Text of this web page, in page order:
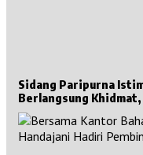
Sidang Paripurna
Berlangsung
Sejarah Besar untuk